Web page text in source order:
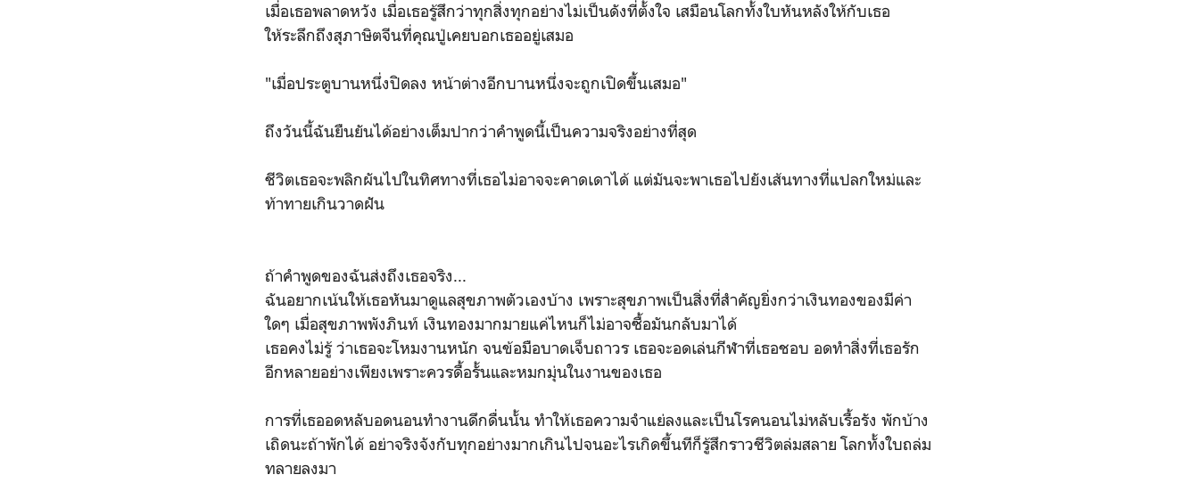
เมื่อเธอพลาดหวัง เมื่อเธอรู้สึกว่าทุกสิ่งทุกอย่างไม่เป็นดังที่ตั้งใจ เสมือนโลกทั้งใบหันหลังให้กับเธอ
ให้ระลึกถึงสุภาษิตจีนที่คุณปู่เคยบอกเธออยู่เสมอ
"เมื่อประตูบานหนึ่งปิดลง หน้าต่างอีกบานหนึ่งจะถูกเปิดขึ้นเสมอ"
ถึงวันนี้ฉันยืนยันได้อย่างเต็มปากว่าคำพูดนี้เป็นความจริงอย่างที่สุด
ชีวิตเธอจะพลิกผันไปในทิศทางที่เธอไม่อาจจะคาดเดาได้ แต่มันจะพาเธอไปยังเส้นทางที่แปลกใหม่และ
ท้าทายเกินวาดฝัน
ถ้าคำพูดของฉันส่งถึงเธอจริง...
ฉันอยากเน้นให้เธอหันมาดูแลสุขภาพตัวเองบ้าง เพราะสุขภาพเป็นสิ่งที่สำคัญยิ่งกว่าเงินทองของมีค่า
ใดๆ เมื่อสุขภาพพังภินท์ เงินทองมากมายแค่ไหนก็ไม่อาจซื้อมันกลับมาได้
เธอคงไม่รู้ ว่าเธอจะโหมงานหนัก จนข้อมือบาดเจ็บถาวร เธอจะอดเล่นกีฬาที่เธอชอบ อดทำสิ่งที่เธอรัก
อีกหลายอย่างเพียงเพราะควรดื้อรั้นและหมกมุ่นในงานของเธอ
การที่เธออดหลับอดนอนทำงานดึกดื่นนั้น ทำให้เธอความจำแย่ลงและเป็นโรคนอนไม่หลับเรื้อรัง พักบ้าง
เถิดนะถ้าพักได้ อย่าจริงจังกับทุกอย่างมากเกินไปจนอะไรเกิดขึ้นทีก็รู้สึกราวชีวิตล่มสลาย โลกทั้งใบถล่ม
ทลายลงมา